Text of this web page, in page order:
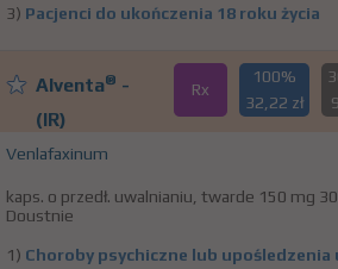
3) Pacjenci do ukończenia 18 roku życia
Alventa® -
(IR)
Rx
100%
32,22 zł
Venlafaxinum
kaps. o przedł. uwalnianiu, twarde 150 mg
Doustnie
1) Choroby psychiczne lub upośledzenia